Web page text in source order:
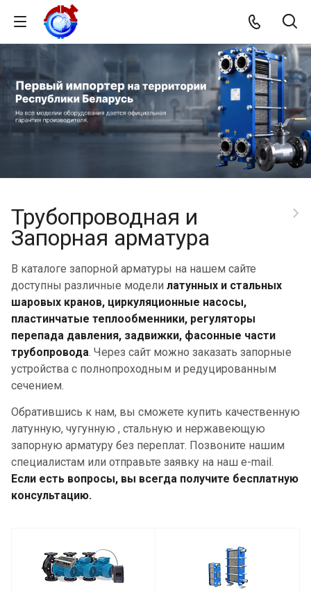
Трубопроводная и
Запорная арматура
В каталоге запорной арматуры на нашем сайте
доступны различные модели латунных и стальных
шаровых кранов, циркуляционные насосы,
пластинчатые теплообменники, регуляторы
перепада давления, задвижки, фасонные части
трубопровода. Через сайт можно заказать запорные
устройства с полнопроходным и редуцированным
сечением.
Обратившись к нам, вы сможете купить качественную
латунную, чугунную , стальную и нержавеющую
запорную арматуру без переплат. Позвоните нашим
специалистам или отправьте заявку на наш e-mail.
Если есть вопросы, вы всегда получите бесплатную
консультацию.